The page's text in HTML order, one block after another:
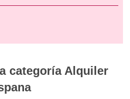
categoría Alquiler